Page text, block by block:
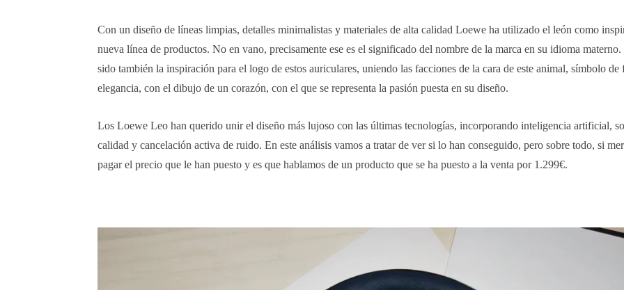
Con un diseño de líneas limpias, detalles minimalistas y materiales de alta calidad Loewe ha utilizado el león como
nueva línea de productos. No en vano, precisamente ese es el significado del nombre de la marca en su idioma
sido también la inspiración para el logo de estos auriculares, uniendo las facciones de la cara de este animal, símbolo de
elegancia, con el dibujo de un corazón, con el que se representa la pasión puesta en su diseño.
Los Loewe Leo han querido unir el diseño más lujoso con las últimas tecnologías, incorporando inteligencia artificial,
calidad y cancelación activa de ruido. En este análisis vamos a tratar de ver si lo han conseguido, pero sobre todo, si
pagar el precio que le han puesto y es que hablamos de un producto que se ha puesto a la venta por 1.299€.